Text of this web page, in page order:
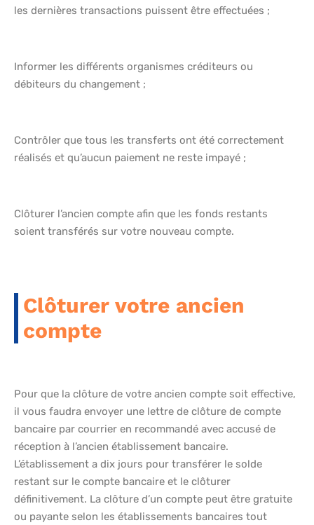
les dernières transactions puissent être effectuées ;
Informer les différents organismes créditeurs ou
débiteurs du changement ;
Contrôler que tous les transferts ont été correctement
réalisés et qu’aucun paiement ne reste impayé ;
Clôturer l’ancien compte afin que les fonds restants
soient transférés sur votre nouveau compte.
Clôturer votre ancien
compte
Pour que la clôture de votre ancien compte soit effective,
il vous faudra envoyer une lettre de clôture de compte
bancaire par courrier en recommandé avec accusé de
réception à l’ancien établissement bancaire.
L’établissement a dix jours pour transférer le solde
restant sur le compte bancaire et le clôturer
définitivement. La clôture d’un compte peut être gratuite
ou payante selon les établissements bancaires tout